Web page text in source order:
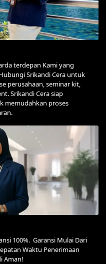
terdepan Kami yang
Srikandi Cera untuk
perusahaan, seminar kit,
Srikandi Cera siap
memudahkan proses
100%. Garansi Mulai Dari
Waktu Penerimaan
Aman!